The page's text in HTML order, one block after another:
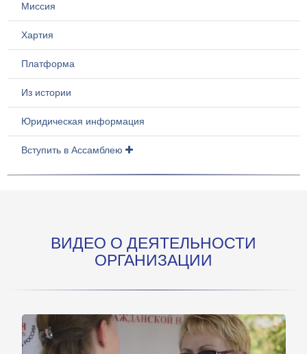
Миссия
Хартия
Платформа
Из истории
Юридическая информация
Вступить в Ассамблею
ВИДЕО О ДЕЯТЕЛЬНОСТИ
ОРГАНИЗАЦИИ